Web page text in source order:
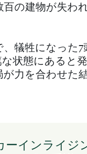
の建物が失わ
犠牲になった7
状態にあると
力を合わせた
ーインライジ